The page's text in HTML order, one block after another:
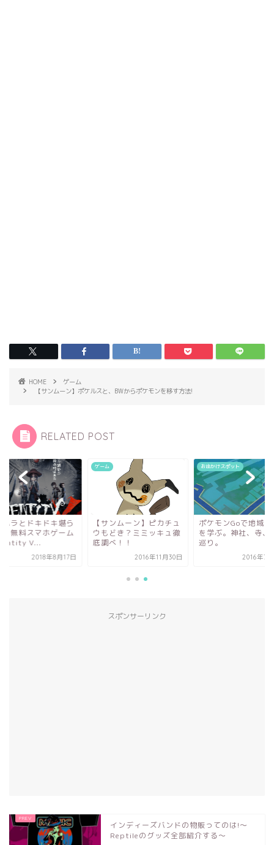
HOME
ゲーム
【サンムーン】ポケルスと、BWからポケモンを移す方法!
RELATED POST
ハラとドキドキ堪ら
♡無料スマホゲーム
V...
2018年8月17日
ゲーム
【サンムーン】ピカチュ
ウもどき？ミミッキュ徹
底調べ！！
2016年11月30日
お出かけスポット
ポケモンGoで地域の
を学ぶ。神社、寺、
巡り。
2016年7
スポンサーリンク
インディーズバンドの物販ってのは!〜
Reptileのグッズ全部紹介する〜